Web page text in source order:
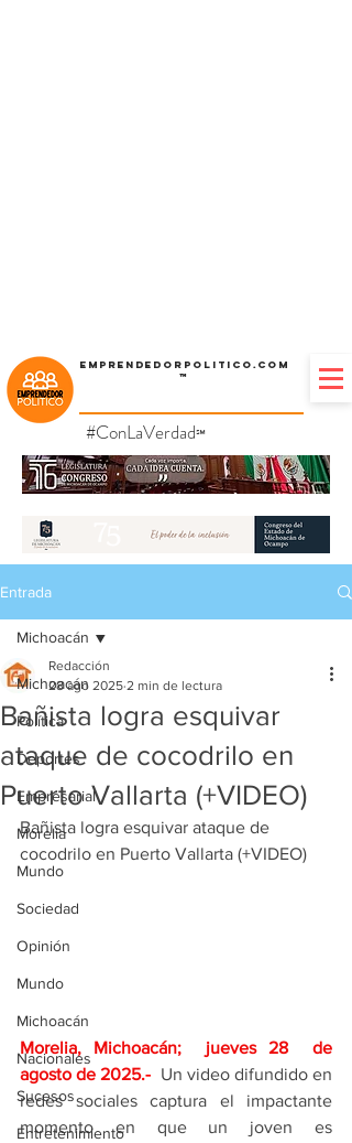
Emprendedorpolitico.com
™
#ConLaVerdad℠
Entrada
Michoacán
Política
Deportes
Empresarial
Morelia
Mundo
Sociedad
Opinión
Mundo
Michoacán
Nacionales
Sucesos
Entretenimiento
Michoacán
Bañista logra esquivar
ataque de cocodrilo en
Puerto Vallarta (+VIDEO)
Redacción
28 ago 2025 2 min de lectura
Bañista logra esquivar ataque de
cocodrilo en Puerto Vallarta (+VIDEO)
Morelia, Michoacán;  jueves 28  de
agosto de 2025.- Un video difundido en
redes sociales captura el impactante
momento en que un joven es